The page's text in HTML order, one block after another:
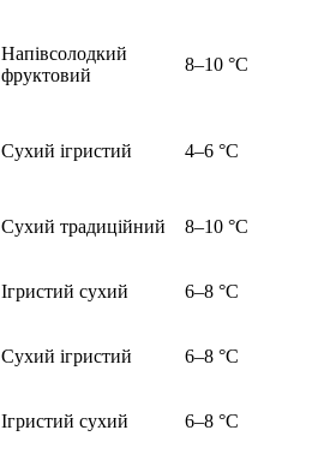
Напівсолодкий
фруктовий
8–10 °C
Сухий ігристий 4–6 °C
Сухий традиційний 8–10 °C
Ігристий сухий 6–8 °C
Сухий ігристий 6–8 °C
Ігристий сухий 6–8 °C